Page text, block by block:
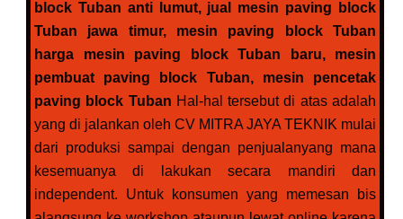
block Tuban anti lumut, jual mesin paving block
Tuban jawa timur, mesin paving block Tuban
harga mesin paving block Tuban baru, mesin
pembuat paving block Tuban, mesin pencetak
paving block Tuban Hal-hal tersebut di atas adalah
yang di jalankan oleh CV MITRA JAYA TEKNIK mulai
dari produksi sampai dengan penjualanyang mana
kesemuanya di lakukan secara mandiri dan
independent. Untuk konsumen yang memesan bis